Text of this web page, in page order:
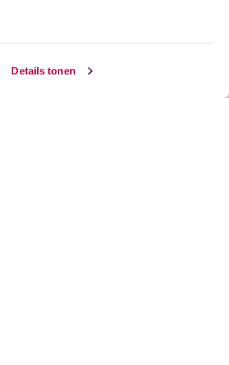
Details tonen